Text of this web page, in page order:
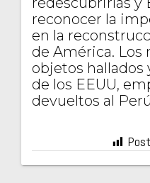
reconocer la
en la
de América. Los
objetos hallados
de los EEUU,
devueltos al